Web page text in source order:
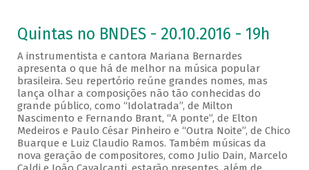
Quintas no BNDES - 20.10.2016 - 19h
A instrumentista e cantora Mariana Bernardes
apresenta o que há de melhor na música popular
brasileira. Seu repertório reúne grandes nomes, mas
lança olhar a composições não tão conhecidas do
grande público, como “Idolatrada”, de Milton
Nascimento e Fernando Brant, “A ponte”, de Elton
Medeiros e Paulo César Pinheiro e “Outra Noite”, de Chico
Buarque e Luiz Claudio Ramos. Também músicas da
nova geração de compositores, como Julio Dain, Marcelo